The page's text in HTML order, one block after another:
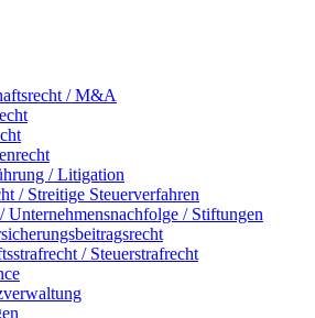
/ M&A
/ Litigation
/ Streitige Steuerverfahren
Unternehmensnachfolge / Stiftungen
/ Steuerstrafrecht